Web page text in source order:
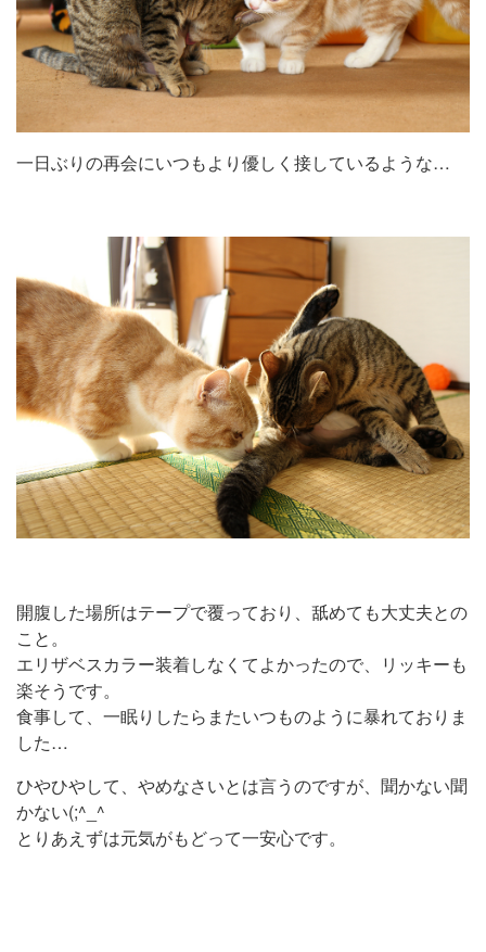
一日ぶりの再会にいつもより優しく接しているような…
開腹した場所はテープで覆っており、舐めても大丈夫との
こと。
エリザベスカラー装着しなくてよかったので、リッキーも
楽そうです。
食事して、一眠りしたらまたいつものように暴れておりま
した…
ひやひやして、やめなさいとは言うのですが、聞かない聞
かない(;^_^
とりあえずは元気がもどって一安心です。